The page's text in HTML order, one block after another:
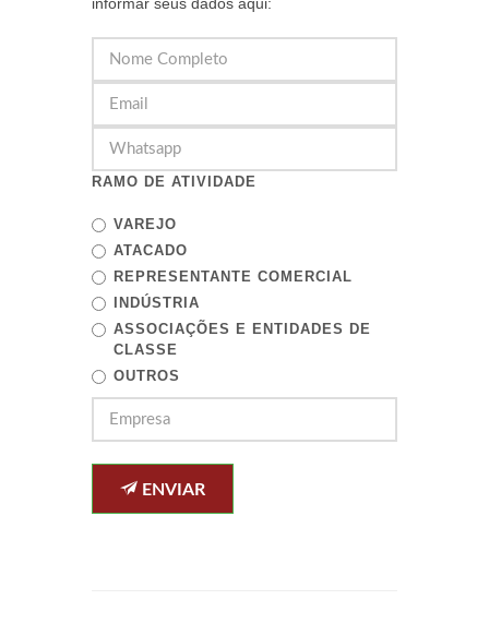
RAMO DE ATIVIDADE
VAREJO
ATACADO
REPRESENTANTE COMERCIAL
INDÚSTRIA
ASSOCIAÇÕES E ENTIDADES DE
CLASSE
OUTROS
ENVIAR